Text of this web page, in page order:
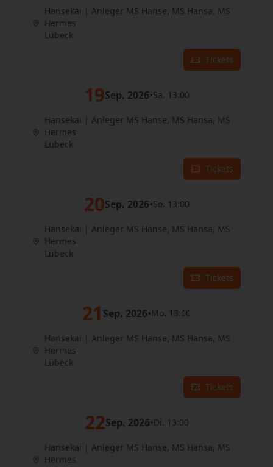
Hansekai | Anleger MS Hanse, MS Hansa, MS
Hermes
Lübeck
Tickets
19Sep. 2026•Sa. 13:00
Hansekai | Anleger MS Hanse, MS Hansa, MS
Hermes
Lübeck
Tickets
20Sep. 2026•So. 13:00
Hansekai | Anleger MS Hanse, MS Hansa, MS
Hermes
Lübeck
Tickets
21 Sep. 2026•Mo. 13:00
Hansekai | Anleger MS Hanse, MS Hansa, MS
Hermes
Lübeck
Tickets
22Sep. 2026•Di. 13:00
Hansekai | Anleger MS Hanse, MS Hansa, MS
Hermes